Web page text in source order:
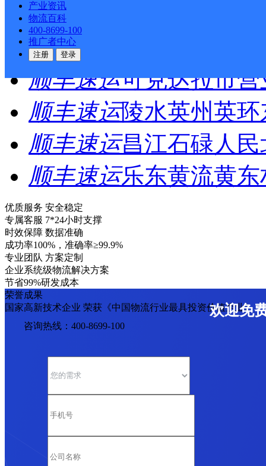
产业资讯
物流百科
400-8699-100
推广者中心
注册 登录
顺丰速运
顺丰速运
顺丰速运可克达拉市营
顺丰速运陵水英州英
顺丰速运昌江石碌人
顺丰速运乐东黄流黄
优质服务 安全稳定
专属客服 7*24小时支撑
时效保障 数据准确
成功率100%，准确率≥99.9%
专业团队 方案定制
企业系统级物流解决方案
节省99%研发成本
荣誉成果
国家高新技术企业 荣获《中国物流行业最具投资价值企业》
欢迎免
咨询热线：400-8699-100